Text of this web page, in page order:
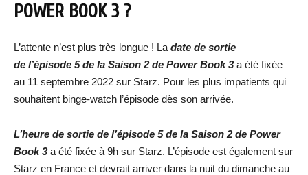
POWER BOOK 3 ?
L’attente n’est plus très longue ! La date de sortie
de l’épisode 5 de la Saison 2 de Power Book 3a été fixée
au 11 septembre 2022 sur Starz. Pour les plus impatients qui
souhaitent binge-watch l’épisode dès son arrivée.
L’heure de sortie de l’épisode 5 de la Saison 2 de Power
Book 3a été fixée à 9h sur Starz. L’épisode est également sur
Starz en France et devrait arriver dans la nuit du dimanche au